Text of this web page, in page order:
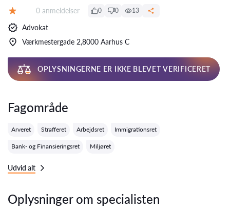
Anmeldelser:
0 anmeldelser 0 0 13
Advokat
Værkmestergade 2,8000 Aarhus C
OPLYSNINGERNE ER IKKE BLEVET VERIFICERET
Fagområde
Arveret Strafferet Arbejdsret Immigrationsret
Bank- og Finansieringsret Miljøret
Udvid alt
Oplysninger om specialisten